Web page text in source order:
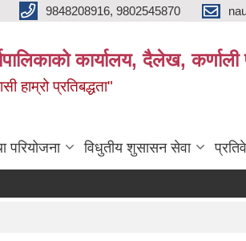
9848208916, 9802545870
कार्यालय, दैलेख,
हाम्रो प्रतिबद्धता"
परियोजना विधुतीय शुसासन सेवा